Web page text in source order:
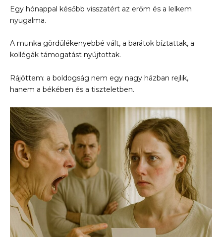
Egy hónappal később visszatért az erőm és a lelkem
nyugalma.
A munka gördülékenyebbé vált, a barátok bíztattak, a
kollégák támogatást nyújtottak.
Rájöttem: a boldogság nem egy nagy házban rejlik,
hanem a békében és a tiszteletben.